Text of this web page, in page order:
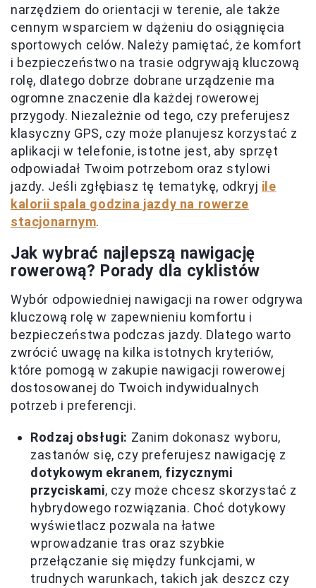
narzędziem do orientacji w terenie, ale także
cennym wsparciem w dążeniu do osiągnięcia
sportowych celów. Należy pamiętać, że komfort
i bezpieczeństwo na trasie odgrywają kluczową
rolę, dlatego dobrze dobrane urządzenie ma
ogromne znaczenie dla każdej rowerowej
przygody. Niezależnie od tego, czy preferujesz
klasyczny GPS, czy może planujesz korzystać z
aplikacji w telefonie, istotne jest, aby sprzęt
odpowiadał Twoim potrzebom oraz stylowi
jazdy. Jeśli zgłębiasz tę tematykę, odkryj ile
kalorii spala godzina jazdy na rowerze
stacjonarnym.
Jak wybrać najlepszą nawigację
rowerową? Porady dla cyklistów
Wybór odpowiedniej nawigacji na rower odgrywa
kluczową rolę w zapewnieniu komfortu i
bezpieczeństwa podczas jazdy. Dlatego warto
zwrócić uwagę na kilka istotnych kryteriów,
które pomogą w zakupie nawigacji rowerowej
dostosowanej do Twoich indywidualnych
potrzeb i preferencji.
Rodzaj obsługi: Zanim dokonasz wyboru,
zastanów się, czy preferujesz nawigację z
dotykowym ekranem, fizycznymi
przyciskami, czy może chcesz skorzystać z
hybrydowego rozwiązania. Choć dotykowy
wyświetlacz pozwala na łatwe
wprowadzanie tras oraz szybkie
przełączanie się między funkcjami, w
trudnych warunkach, takich jak deszcz czy